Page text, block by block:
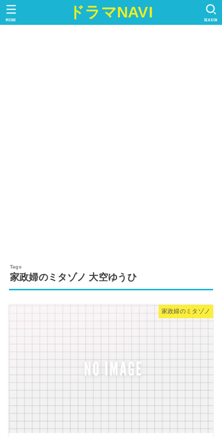
ドラマNAVI SEARCH
MENU
家政婦のミタゾノ 大空ゆうひ
家政婦のミタゾノ